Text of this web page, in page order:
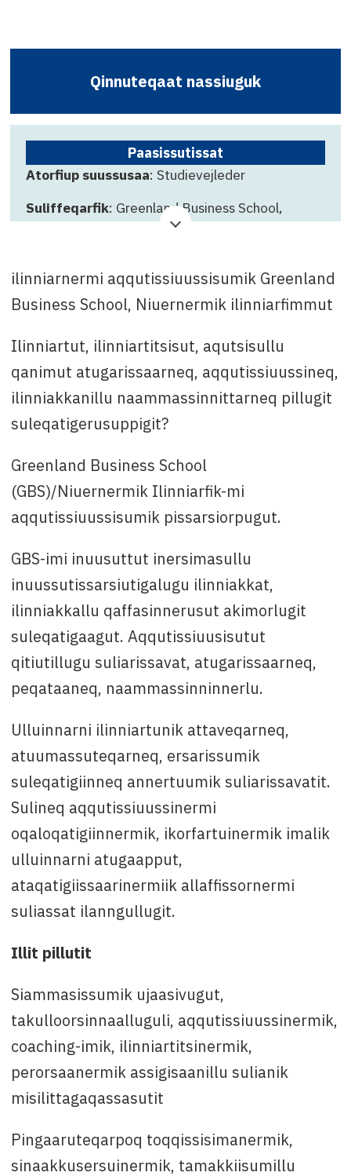
Qinnuteqaat nassiuguk
Paasissutissat
Atorfiup suussusaa: Studievejleder
Suliffeqarfik: Greenland Business School,
Attavissaq: Annasofie Wædeled-Møller uunga
+299 342454 imaluunniit anwm@gbs.gl
ilinniarnermi aqqutissiuussisumik Greenland
Business School, Niuernermik ilinniarfimmut
Ilinniartut, ilinniartitsisut, aqutsisullu
qanimut atugarissaarneq, aqqutissiuussineq,
ilinniakkanillu naammassinnittarneq pillugit
suleqatigerusuppigit?
Greenland Business School
(GBS)/Niuernermik Ilinniarfik-mi
aqqutissiuussisumik pissarsiorpugut.
GBS-imi inuusuttut inersimasullu
inuussutissarsiutigalugu ilinniakkat,
ilinniakkallu qaffasinnerusut akimorlugit
suleqatigaagut. Aqqutissiuusisutut
qitiutillugu suliarissavat, atugarissaarneq,
peqataaneq, naammassinninnerlu.
Ulluinnarni ilinniartunik attaveqarneq,
atuumassuteqarneq, ersarissumik
suleqatigiinneq annertuumik suliarissavatit.
Sulineq aqqutissiuussinermi
oqaloqatigiinnermik, ikorfartuinermik imalik
ulluinnarni atugaapput,
ataqatigiissaarinermiik allaffissornermi
suliassat ilanngullugit.
Illit pillutit
Siammasissumik ujaasivugut,
takulloorsinnaalluguli, aqqutissiuussinermik,
coaching-imik, ilinniartitsinermik,
perorsaanermik assigisaanillu sulianik
misilittagaqassasutit
Pingaaruteqarpoq toqqissisimanermik,
sinaakkusersuinermik, tamakkiisumillu